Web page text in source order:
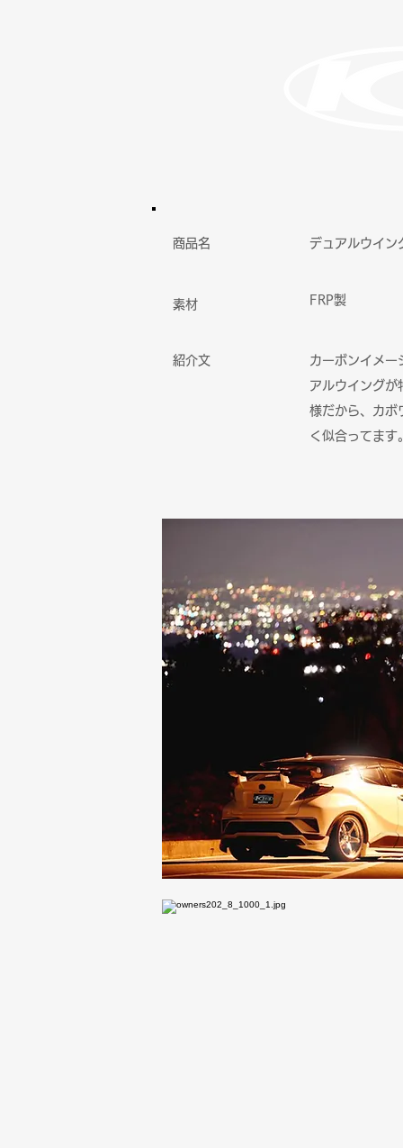
商品名
​素材
紹介文
​FRP製
カーボンイメー
アルウイングが
様だから、カ
く似合ってます
デュアルウイン